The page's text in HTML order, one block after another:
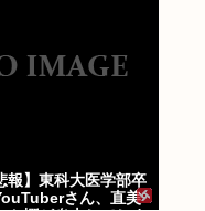
報】東科大医学部卒
さん、直美